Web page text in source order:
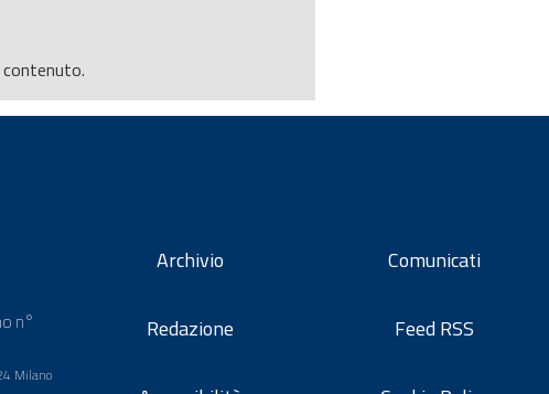
contenuto.
n°
Milano
Archivio
Redazione
Comunicati
Feed RSS